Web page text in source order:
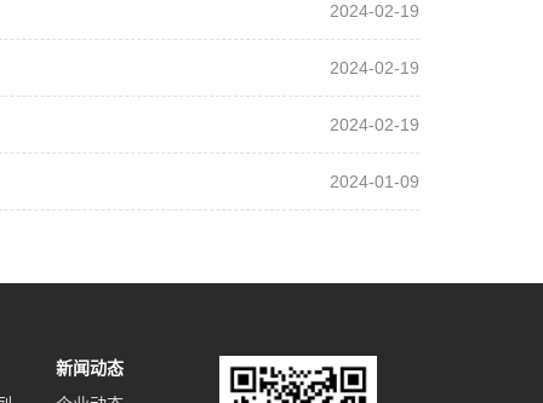
2024-02-19
2024-02-19
2024-02-19
2024-01-09
新闻动态